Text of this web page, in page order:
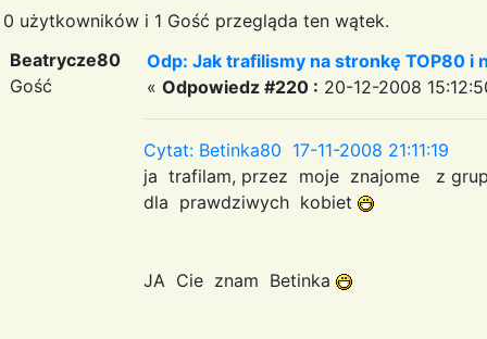
0 użytkowników i 1 Gość przegląda ten wątek.
Beatrycze80
Gość
Odp: Jak trafilismy na stronkę TOP80 i
« Odpowiedz #220 : 20-12-2008
Cytat: Betinka80 17-11-2008 21:11:19
ja trafilam, przez moje znajome z
dla prawdziwych kobiet
JA Cie znam Betinka